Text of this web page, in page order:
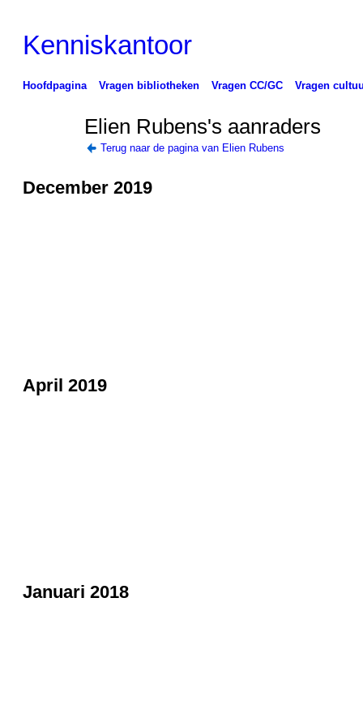
Kenniskantoor
Hoofdpagina Vragen bibliotheken Vragen CC/GC Vragen
Elien Rubens's aanraders
Terug naar de pagina van Elien Rubens
December 2019
April 2019
Januari 2018